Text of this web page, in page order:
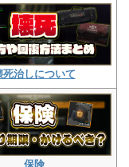
死治しについて
保険